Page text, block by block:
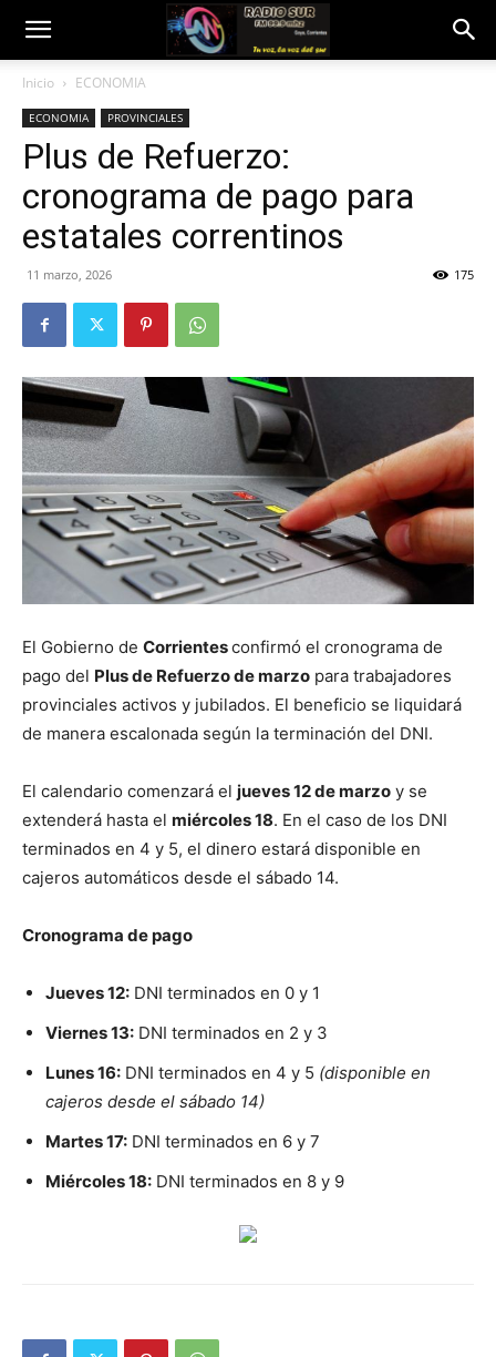
Inicio ECONOMIA
ECONOMIA PROVINCIALES
Plus de Refuerzo:
cronograma de pago para
estatales correntinos
11 marzo, 2026 175
El Gobierno de Corrientesconfirmó el cronograma de
pago del Plus de Refuerzo de marzo para trabajadores
provinciales activos y jubilados. El beneficio se liquidará
de manera escalonada según la terminación del DNI.
El calendario comenzará el jueves 12 de marzo y se
extenderá hasta el miércoles 18. En el caso de los DNI
terminados en 4 y 5, el dinero estará disponible en
cajeros automáticos desde el sábado 14.
Cronograma de pago
Jueves 12: DNI terminados en 0 y 1
Viernes 13: DNI terminados en 2 y 3
Lunes 16: DNI terminados en 4 y 5 (disponible en
cajeros desde el sábado 14)
Martes 17: DNI terminados en 6 y 7
Miércoles 18: DNI terminados en 8 y 9